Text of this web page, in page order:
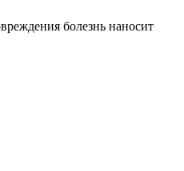
болезнь наносит